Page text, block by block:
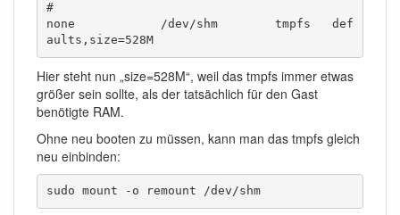
#
none            /dev/shm        tmpfs   def
aults,size=528M
Hier steht nun „size=528M“, weil das tmpfs immer etwas
größer sein sollte, als der tatsächlich für den Gast
benötigte RAM.
Ohne neu booten zu müssen, kann man das tmpfs gleich
neu einbinden:
sudo mount -o remount /dev/shm